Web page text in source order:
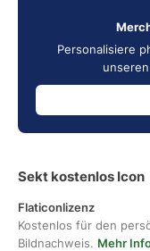
Personalisiere
Sekt kostenlos Icon
Flaticonlizenz
Kostenlos für den
Bildnachweis. Mehr